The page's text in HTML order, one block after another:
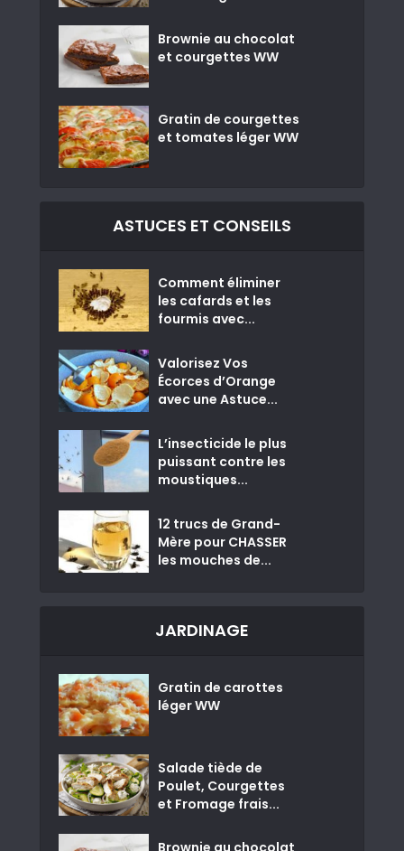
Brownie au chocolat
et courgettes WW
Gratin de courgettes
et tomates léger WW
ASTUCES ET CONSEILS
Comment éliminer
les cafards et les
fourmis avec...
Valorisez Vos
Écorces d’Orange
avec une Astuce...
L’insecticide le plus
puissant contre les
moustiques...
12 trucs de Grand-
Mère pour CHASSER
les mouches de...
JARDINAGE
Gratin de carottes
léger WW
Salade tiède de
Poulet, Courgettes
et Fromage frais...